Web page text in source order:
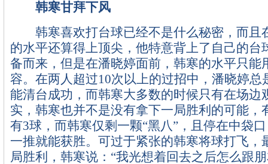
韩寒甘拜下风
韩寒喜欢打台球已经不是什么秘密，而且
的水平还算得上顶尖，他特意背上了自己的台
备而来，但是在潘晓婷面前，韩寒的水平只能
容。在两人超过10次以上的过招中，潘晓婷总
能清台成功，而韩寒大多数的时候只有在场边
实，韩寒也并不是没有拿下一局胜利的可能，
有3球，而韩寒仅剩一颗“黑八”，且停在中袋
一推就能获胜。可过于紧张的韩寒将球打飞，
局胜利，韩寒说：“我光想着回去之后怎么跟